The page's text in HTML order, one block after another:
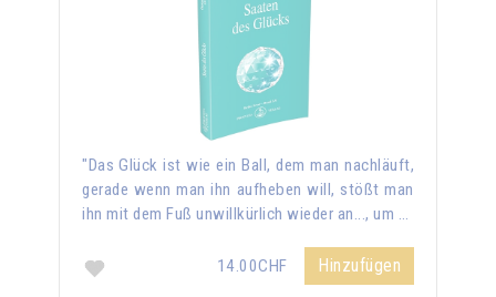
"Das Glück ist wie ein Ball, dem man nachläuft,
gerade wenn man ihn aufheben will, stößt man
ihn mit dem Fuß unwillkürlich wieder an..., um …
14.00CHF Hinzufügen